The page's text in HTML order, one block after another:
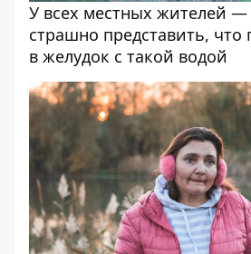
У всех местных жителей
страшно представить, что
в желудок с такой водой